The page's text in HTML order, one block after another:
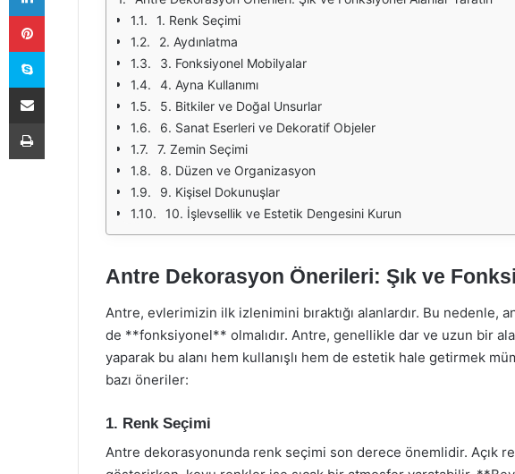
1. Renk Seçimi
2. Aydınlatma
3. Fonksiyonel Mobilyalar
4. Ayna Kullanımı
5. Bitkiler ve Doğal Unsurlar
6. Sanat Eserleri ve Dekoratif Objeler
7. Zemin Seçimi
8. Düzen ve Organizasyon
9. Kişisel Dokunuşlar
10. İşlevsellik ve Estetik Dengesini Kurun
Antre Dekorasyon Önerileri: Şık ve
Antre, evlerimizin ilk izlenimini bıraktığı alanlardır. Bu nedenle,
de **fonksiyonel** olmalıdır. Antre, genellikle dar ve uzun bir
yaparak bu alanı hem kullanışlı hem de estetik hale getirmek
bazı öneriler:
1. Renk Seçimi
Antre dekorasyonunda renk seçimi son derece önemlidir. Açık
Pinterest
Skype
E-Posta ile paylaş